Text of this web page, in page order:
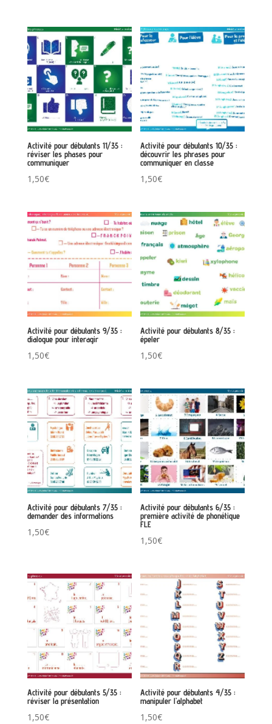
Activité pour débutants 11/35 :
réviser les phases pour
communiquer
1,50€
Activité pour débutants 10/35 :
découvrir les phrases pour
communiquer en classe
1,50€
Activité pour débutants 9/35 :
dialogue pour interagir
1,50€
Activité pour débutants 8/35 :
épeler
1,50€
Activité pour débutants 7/35 :
demander des informations
1,50€
Activité pour débutants 6/35 :
première activité de phonétique
FLE
1,50€
Activité pour débutants 5/35 :
réviser la présentation
1,50€
Activité pour débutants 4/35 :
manipuler l’alphabet
1,50€